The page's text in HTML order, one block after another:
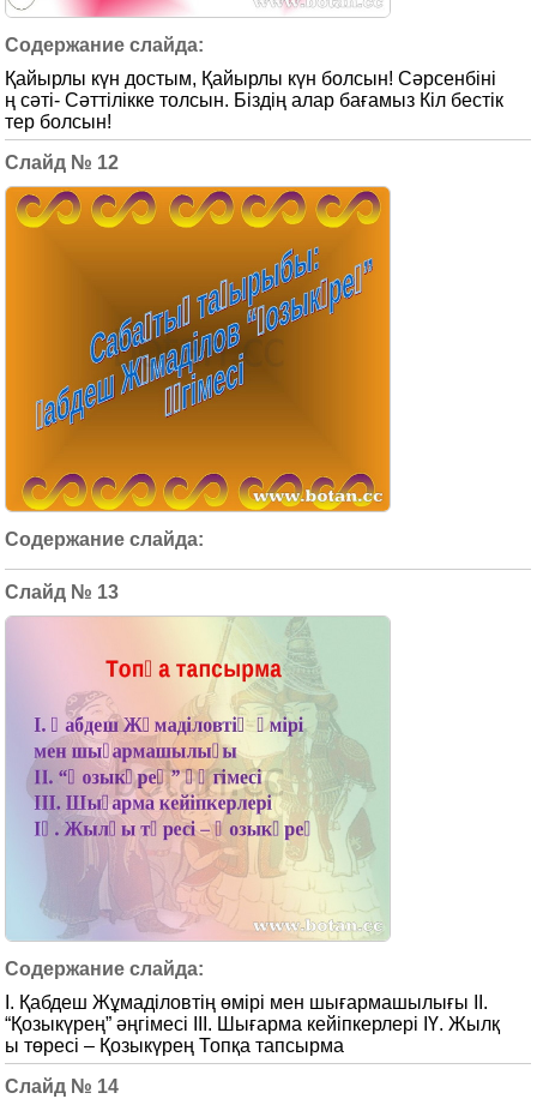
Қайырлы күн достым, Қайырлы күн болсын! Сәрсенбіні
ң сәті- Сәттілікке толсын. Біздің алар бағамыз Кіл бестік
тер болсын!
12
13
І. Қабдеш Жұмаділовтің өмірі мен шығармашылығы ІІ.
“Қозыкүрең” әңгімесі ІІІ. Шығарма кейіпкерлері ІҮ. Жылқ
ы төресі – Қозыкүрең Топқа тапсырма
14